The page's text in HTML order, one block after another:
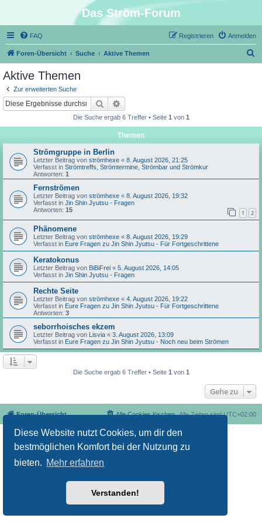
Diese Website nutzt Cookies, um dir den
bestmöglichen Komfort bei der Nutzung zu
bieten. Mehr erfahren
Verstanden!
Das Ström-Forum
FAQ Anmelden
Registrieren
Foren-Übersicht Suche Aktive Themen
Aktive Themen
Zur erweiterten Suche
Suche
Die Suche ergab 6 Treffer • Seite 1 von 1
Themen
Strömgruppe in Berlin
Letzter Beitrag von strömhexe « 8. August 2026, 21:25
Verfasst in Strömtreffs, Strömtermine, Strömbar und Strömkur
Antworten: 1
Fernströmen
Letzter Beitrag von strömhexe « 8. August 2026, 19:32
Verfasst in Jin Shin Jyutsu - Fragen
Antworten: 15 1 2
Phänomene
Letzter Beitrag von strömhexe « 8. August 2026, 19:29
Verfasst in Eure Fragen zu Jin Shin Jyutsu - Für Fortgeschrittene
Keratokonus
Letzter Beitrag von BiBiFrei « 5. August 2026, 14:05
Verfasst in Jin Shin Jyutsu - Fragen
Rechte Seite
Letzter Beitrag von strömhexe « 4. August 2026, 19:22
Verfasst in Eure Fragen zu Jin Shin Jyutsu - Für Fortgeschrittene
Antworten: 3
seborrhoisches ekzem
Letzter Beitrag von Lisvia « 3. August 2026, 13:09
Verfasst in Eure Fragen zu Jin Shin Jyutsu - Noch neu beim Strömen
Die Suche ergab 6 Treffer • Seite 1 von 1
Gehe zu
Foren-Übersicht Alle Zeiten sindUTC+02:00
Alle Cookies löschen
Nutzungsbedingungen Datenschutzerklärung
Deutsche Übersetzung durchphpBB.de